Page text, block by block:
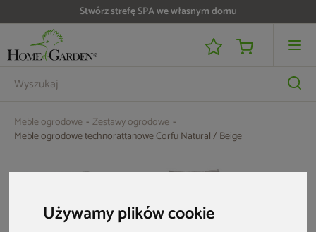
Używamy plików cookie
Do 25 000 zł zwrotu na kartę i raty RRSO 0%
Meble ogrodowe
Zestawy ogrodowe
Meble ogrodowe technorattanowe Corfu Natural / Beige